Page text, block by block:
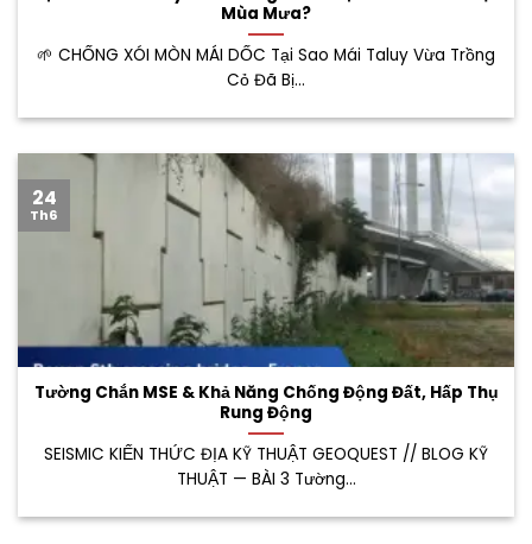
Mùa Mưa?
🌱 CHỐNG XÓI MÒN MÁI DỐC Tại Sao Mái Taluy Vừa Trồng
Cỏ Đã Bị...
Tường Chắn MSE & Khả Năng Chống Động Đất, Hấp Thụ
Rung Động
SEISMIC KIẾN THỨC ĐỊA KỸ THUẬT GEOQUEST // BLOG KỸ
THUẬT — BÀI 3 Tường...
24
Th6